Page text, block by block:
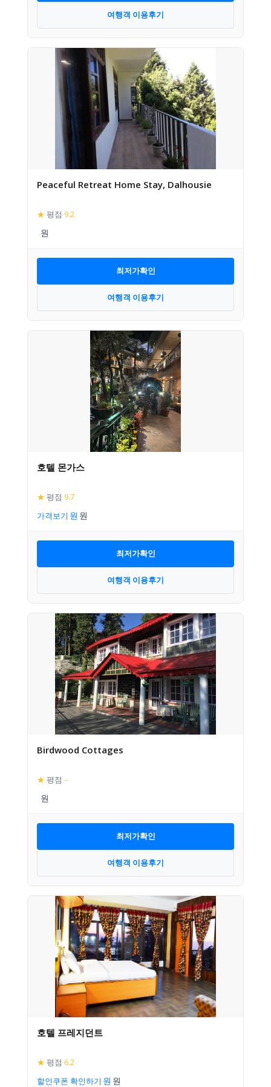
여행객 이용후기
Peaceful Retreat Home Stay, Dalhousie
★ 평점 9.2
최저가확인
여행객 이용후기
호텔 몬가스
★ 평점 9.7
가격보기
최저가확인
여행객 이용후기
Birdwood Cottages
★ 평점 –
최저가확인
여행객 이용후기
호텔 프레지던트
★ 평점 6.2
할인쿠폰 확인하기